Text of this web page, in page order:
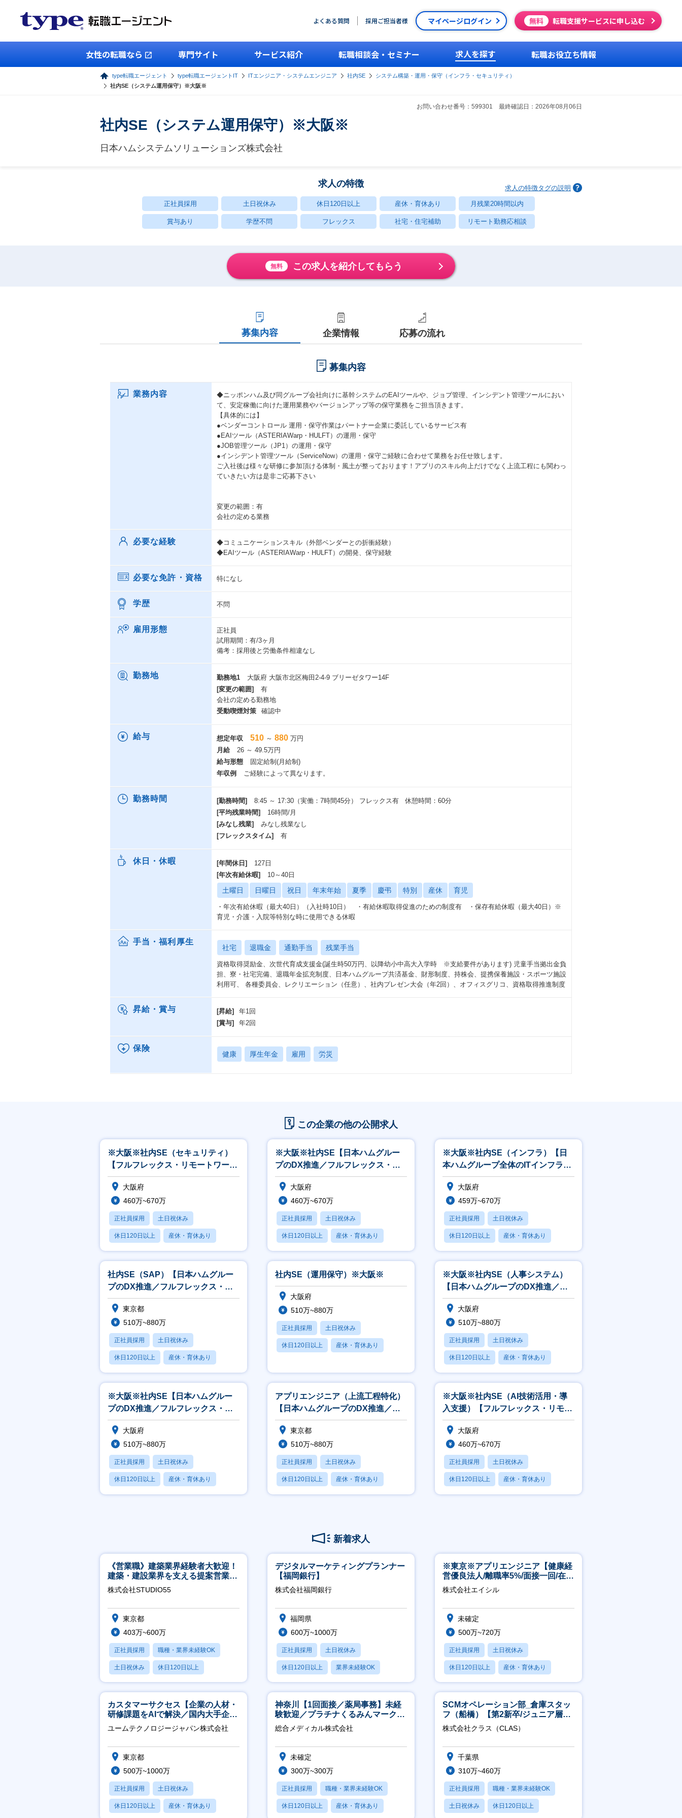
よくある質問 採用ご担当者様 マイページログイン 無料 転職支援サービスに申し込む
女性の転職なら 専門サイト サービス紹介 転職相談会・セミナー 求人を探す 転職お役立ち情報
type転職エージェント type転職エージェントIT ITエンジニア・システムエンジニア 社内SE
システム構築・運用・保守（インフラ・セキュリティ）
社内SE（システム運用保守）※大阪※
お問い合わせ番号：599301 最終確認日：2026年08月06日
社内SE（システム運用保守）※大阪※
日本ハムシステムソリューションズ株式会社
求人の特徴 求人の特徴タグの説明
正社員採用 土日祝休み 休日120日以上 産休・育休あり 月残業20時間以内
賞与あり 学歴不問 フレックス 社宅・住宅補助 リモート勤務応相談
無料 この求人を紹介してもらう
募集内容 企業情報 応募の流れ
募集内容
業務内容
◆ニッポンハム及び同グループ会社向けに基幹システムのEAIツールや、ジョブ管理、インシデント管理ツールにおい
て、安定稼働に向けた運用業務やバージョンアップ等の保守業務をご担当頂きます。
【具体的には】
●ベンダーコントロール 運用・保守作業はパートナー企業に委託しているサービス有
●EAIツール（ASTERIAWarp・HULFT）の運用・保守
●JOB管理ツール（JP1）の運用・保守
●インシデント管理ツール（ServiceNow）の運用・保守ご経験に合わせて業務をお任せ致します。
ご入社後は様々な研修に参加頂ける体制・風土が整っております！アプリのスキル向上だけでなく上流工程にも関わっ
ていきたい方は是非ご応募下さい
変更の範囲：有
会社の定める業務
必要な経験
◆コミュニケーションスキル（外部ベンダーとの折衝経験）
◆EAIツール（ASTERIAWarp・HULFT）の開発、保守経験
必要な免許・資格 特になし
学歴 不問
雇用形態
正社員
試用期間：有/3ヶ月
備考：採用後と労働条件相違なし
勤務地 勤務地1
大阪府 大阪市北区梅田2-4-9 ブリーゼタワー14F
[変更の範囲]
有
会社の定める勤務地
受動喫煙対策
確認中
給与 想定年収 510 ～ 880 万円
月給
26 ～ 49.5万円
給与形態
固定給制(月給制)
年収例
ご経験によって異なります。
勤務時間 [勤務時間]
8:45 ～ 17:30（実働：7時間45分） フレックス有 休憩時間：60分
[平均残業時間]
16時間/月
[みなし残業]
みなし残業なし
[フレックスタイム]
有
休日・休暇 [年間休日]
127日
[年次有給休暇]
10～40日
土曜日 日曜日 祝日 年末年始 夏季 慶弔 特別 産休 育児
・年次有給休暇（最大40日）（入社時10日） ・有給休暇取得促進のための制度有 ・保存有給休暇（最大40日）※
育児・介護・入院等特別な時に使用できる休暇
手当・福利厚生
社宅 退職金 通勤手当 残業手当
資格取得奨励金、次世代育成支援金(誕生時50万円、以降幼小中高大入学時 ※支給要件があります) 児童手当拠出金負
担、寮・社宅完備、退職年金拡充制度、日本ハムグループ共済基金、財形制度、持株会、提携保養施設・スポーツ施設
利用可、 各種委員会、レクリエーション（任意）、社内プレゼン大会（年2回）、オフィスグリコ、資格取得推進制度
昇給・賞与 [昇給]
年1回
[賞与]
年2回
保険
健康 厚生年金 雇用 労災
この企業の他の公開求人
※大阪※社内SE（セキュリティ）
【フルフレックス・リモートワー
ク】
大阪府
460万~670万
正社員採用 土日祝休み
休日120日以上 産休・育休あり
月残業20時間以内
※大阪※社内SE【日本ハムグルー
プのDX推進／フルフレックス・リ
モートワーク】
大阪府
460万~670万
正社員採用 土日祝休み
休日120日以上 産休・育休あり
月残業20時間以内
※大阪※社内SE（インフラ）【日
本ハムグループ全体のITインフラ企
画、実行／フレックス・リモート】
大阪府
459万~670万
正社員採用 土日祝休み
休日120日以上 産休・育休あり
月残業20時間以内
社内SE（SAP）【日本ハムグルー
プのDX推進／フルフレックス・リ
モートワーク】
東京都
510万~880万
正社員採用 土日祝休み
休日120日以上 産休・育休あり
賞与あり
社内SE（運用保守）※大阪※
大阪府
510万~880万
正社員採用 土日祝休み
休日120日以上 産休・育休あり
※大阪※社内SE（人事システム）
【日本ハムグループのDX推進／フ
ルフレックス・リモートワーク】
大阪府
510万~880万
正社員採用 土日祝休み
休日120日以上 産休・育休あり
月残業20時間以内
※大阪※社内SE【日本ハムグルー
プのDX推進／フルフレックス・リ
モートワーク】
大阪府
510万~880万
正社員採用 土日祝休み
休日120日以上 産休・育休あり
月残業20時間以内
アプリエンジニア（上流工程特化）
【日本ハムグループのDX推進／フ
ルフレックス・リモートワーク】
東京都
510万~880万
正社員採用 土日祝休み
休日120日以上 産休・育休あり
月残業20時間以内
※大阪※社内SE（AI技術活用・導
入支援）【フルフレックス・リモー
トワーク】
大阪府
460万~670万
正社員採用 土日祝休み
休日120日以上 産休・育休あり
月残業20時間以内
新着求人
《営業職》建築業界経験者大歓迎！
建築・建設業界を支える提案営業職
│年休125日◎フレックス
株式会社STUDIO55
東京都
403万~600万
正社員採用 職種・業界未経験OK
土日祝休み 休日120日以上
産休・育休あり
デジタルマーケティングプランナー
【福岡銀行】
株式会社福岡銀行
福岡県
600万~1000万
正社員採用 土日祝休み
休日120日以上 業界未経験OK
産休・育休あり
※東京※アプリエンジニア【健康経
営優良法人/離職率5%/面接一回/在宅
有/完休2日/上流案件多数】
株式会社エイシル
未確定
500万~720万
正社員採用 土日祝休み
休日120日以上 産休・育休あり
月残業20時間以内
カスタマーサクセス【企業の人材・
研修課題をAIで解決／国内大手企業
約3万社導入／フレックス可】
ユームテクノロジージャパン株式会社
東京都
500万~1000万
正社員採用 土日祝休み
休日120日以上 産休・育休あり
神奈川【1回面接／薬局事務】未経
験歓迎／プラチナくるみんマーク取
得／月平均残業13h／年休126日
総合メディカル株式会社
未確定
300万~300万
正社員採用 職種・業界未経験OK
休日120日以上 産休・育休あり
SCMオペレーション部_倉庫スタッ
フ（船橋）【第2新卒/ジュニア層歓
迎】
株式会社クラス（CLAS）
千葉県
310万~460万
正社員採用 職種・業界未経験OK
土日祝休み 休日120日以上